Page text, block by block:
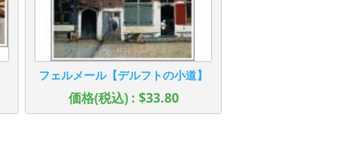
フェルメール【デルフトの小道】
価格(税込) : $33.80